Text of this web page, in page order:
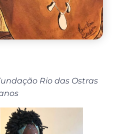
Rio das Ostras